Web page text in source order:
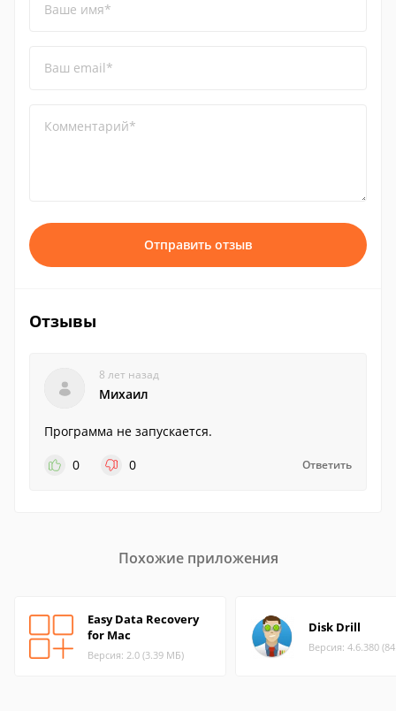
Ваше имя*
Ваш email*
Комментарий*
Отправить отзыв
Отзывы
8 лет назад
Михаил
Программа не запускается.
0
0 Ответить
Похожие приложения
Easy Data Recovery
for Mac
Версия: 2.0 (3.39 МБ)
Disk Drill
Версия: 4.6.380